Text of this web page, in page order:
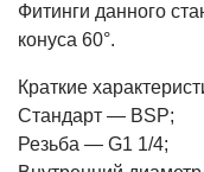
Фитинги данного
конуса 60°.
Краткие
Стандарт — BSP;
Резьба — G1 1/4;